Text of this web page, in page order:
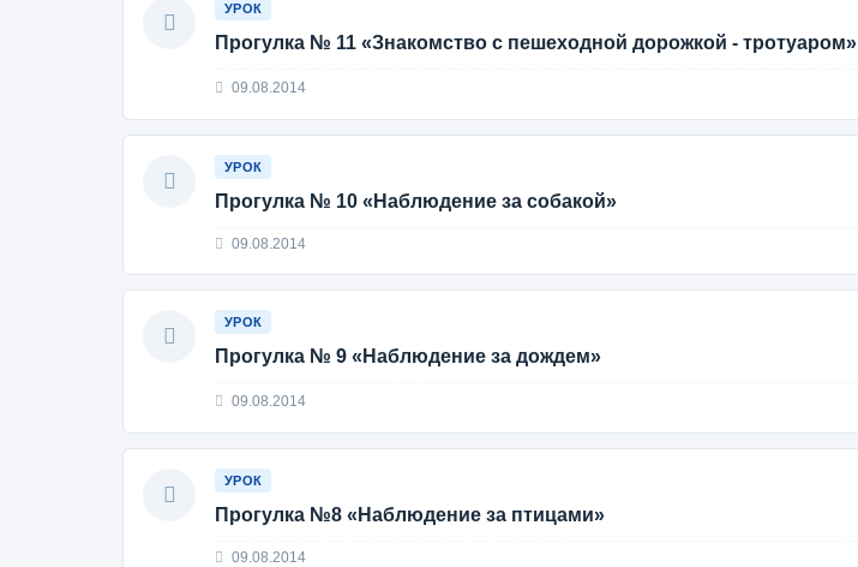
УРОК
Прогулка № 11 «Знакомство с пешеходной дорожкой - тротуаром»
09.08.2014
УРОК
Прогулка № 10 «Наблюдение за собакой»
09.08.2014
УРОК
Прогулка № 9 «Наблюдение за дождем»
09.08.2014
УРОК
Прогулка №8 «Наблюдение за птицами»
09.08.2014